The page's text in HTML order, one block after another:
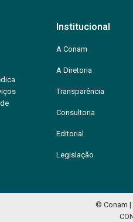
Institucional
A Conam
A Diretoria
Transparência
Consultoria
Editorial
Legislação
© Conam